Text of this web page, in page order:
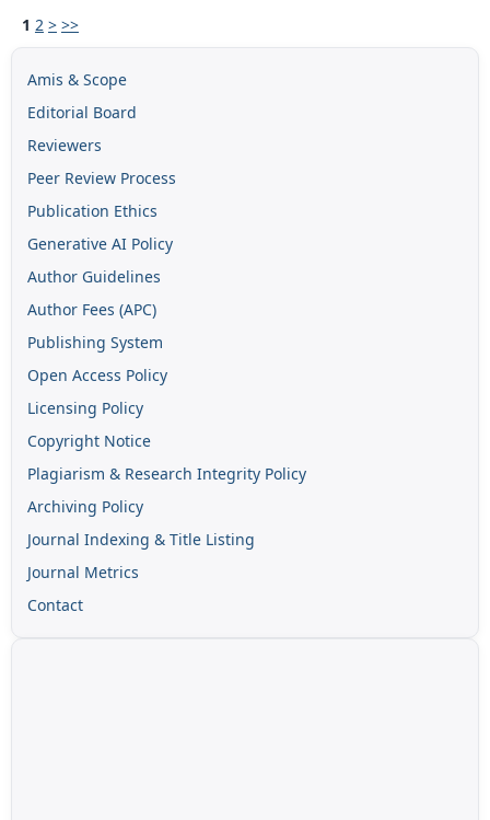
1 2 > >>
Amis & Scope
Editorial Board
Reviewers
Peer Review Process
Publication Ethics
Generative AI Policy
Author Guidelines
Author Fees (APC)
Publishing System
Open Access Policy
Licensing Policy
Copyright Notice
Plagiarism & Research Integrity Policy
Archiving Policy
Journal Indexing & Title Listing
Journal Metrics
Contact